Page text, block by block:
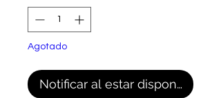
Agotado
Notificar al estar disponible